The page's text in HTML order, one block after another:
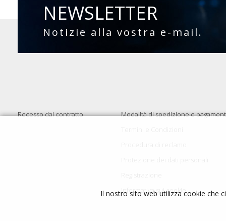
NEWSLETTER
Notizie alla vostra e-mail.
Recesso dal contratto
Modalità di spedizione e
Informativa sui cookie
Il nostro sito web utilizza cookie che